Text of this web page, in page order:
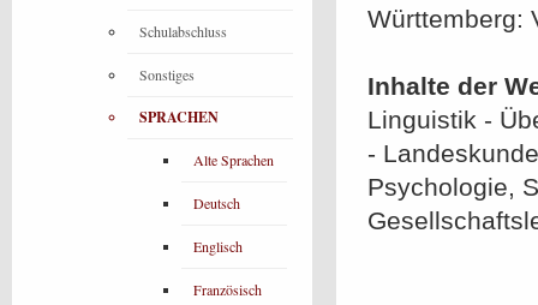
Württemberg:
Inhalte der
Linguistik -
-
Psychologie,
Schulabschluss
Sonstiges
SPRACHEN
Alte Sprachen
Deutsch
Englisch
Französisch